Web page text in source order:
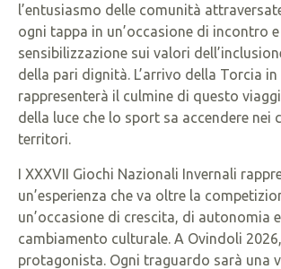
l’entusiasmo delle comunità
ogni tappa in un’occasione di incontro e
sensibilizzazione sui valori
della pari dignità. L’arrivo della Torcia
rappresenterà il culmine di questo
della luce che lo sport sa accendere nei
territori.
I XXXVII Giochi Nazionali Invernali
un’esperienza che va oltre la
un’occasione di crescita, di autonomia
cambiamento culturale. A Ovindoli
protagonista. Ogni traguardo sarà una